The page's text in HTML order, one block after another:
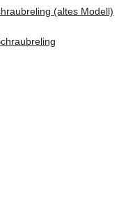
(altes Modell)